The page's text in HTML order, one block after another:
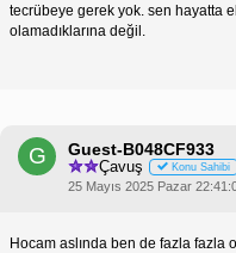
tecrübeye gerek yok. sen hayatta
olamadıklarına değil.
G Guest-B048CF933
Çavuş Konu Sahibi
25 Mayıs 2025 Pazar
Hocam aslında ben de fazla fazla